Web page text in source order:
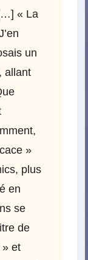
« La
un
allant
»
plus
en
se
de
» et